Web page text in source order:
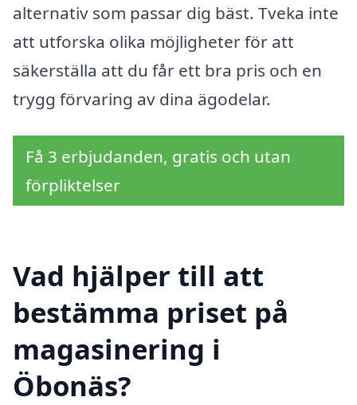
alternativ som passar dig bäst. Tveka inte
att utforska olika möjligheter för att
säkerställa att du får ett bra pris och en
trygg förvaring av dina ägodelar.
Få 3 erbjudanden, gratis och utan
förpliktelser
Vad hjälper till att
bestämma priset på
magasinering i
Öbonäs?